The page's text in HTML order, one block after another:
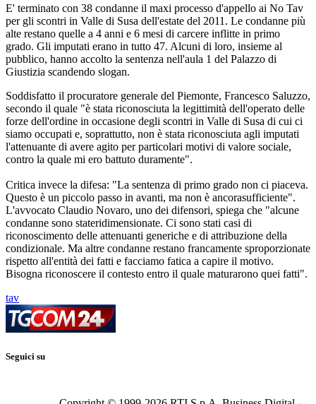
E' terminato con 38 condanne il maxi processo d'appello ai No Tav
per gli scontri in Valle di Susa dell'estate del 2011. Le condanne più
alte restano quelle a 4 anni e 6 mesi di carcere inflitte in primo
grado. Gli imputati erano in tutto 47. Alcuni di loro, insieme al
pubblico, hanno accolto la sentenza nell'aula 1 del Palazzo di
Giustizia scandendo slogan.
Soddisfatto il procuratore generale del Piemonte, Francesco Saluzzo,
secondo il quale "è stata riconosciuta la legittimità dell'operato delle
forze dell'ordine in occasione degli scontri in Valle di Susa di cui ci
siamo occupati e, soprattutto, non è stata riconosciuta agli imputati
l'attenuante di avere agito per particolari motivi di valore sociale,
contro la quale mi ero battuto duramente".
Critica invece la difesa: "La sentenza di primo grado non ci piaceva.
Questo è un piccolo passo in avanti, ma non è ancorasufficiente".
L'avvocato Claudio Novaro, uno dei difensori, spiega che "alcune
condanne sono stateridimensionate. Ci sono stati casi di
riconoscimento delle attenuanti generiche e di attribuzione della
condizionale. Ma altre condanne restano francamente sproporzionate
rispetto all'entità dei fatti e facciamo fatica a capire il motivo.
Bisogna riconoscere il contesto entro il quale maturarono quei fatti".
tav
Seguici su